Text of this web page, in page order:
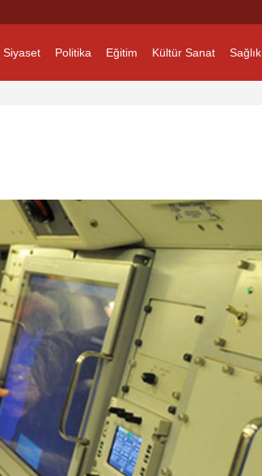
Siyaset Politika Eğitim Kültür Sanat Sağlık